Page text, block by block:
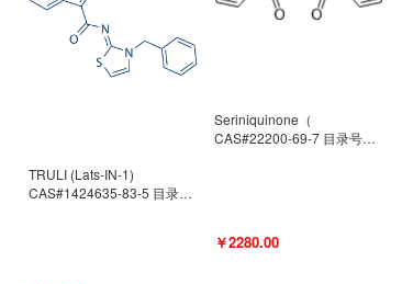
TRULI (Lats-IN-1)
CAS#1424635-83-5 目录号
Seriniquinone（
CAS#22200-69-7 目录号
￥2280.00